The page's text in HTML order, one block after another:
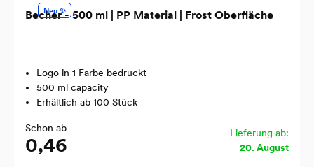
Neu ✨
Becher - 500 ml | PP Material | Frost Oberfläche
Logo in 1 Farbe bedruckt
500 ml capacity
Erhältlich ab 100 Stück
Schon ab
0,46
Lieferung ab:
20. August